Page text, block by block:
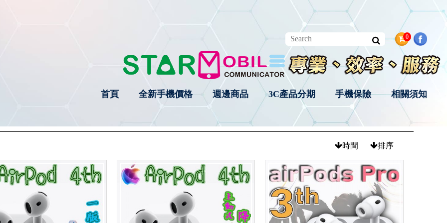
0
首頁 全新手機價格 週邊商品 3C產品分期 手機保險 相關須知
週邊商品
時間 排序